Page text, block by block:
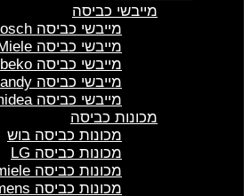
מייבשי כביסה
מייבשי כביסה Bosch
מייבשי כביסה Miele
מייבשי כביסה beko
מייבשי כביסה Candy
מייבשי כביסה midea
מכונות כביסה
מכונות כביסה בוש
מכונות כביסה LG
מכונות כביסה miele
מכונות כביסה Siemens